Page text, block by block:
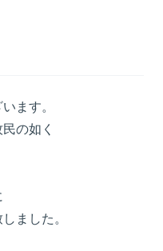
ます。
の如く
ました。